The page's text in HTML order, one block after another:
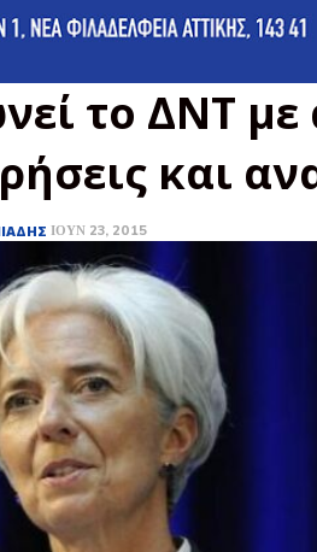
το ΔΝΤ
και
ΙΟΎΝ 23, 2015